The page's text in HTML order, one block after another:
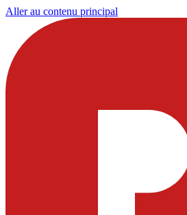
Aller au contenu principal